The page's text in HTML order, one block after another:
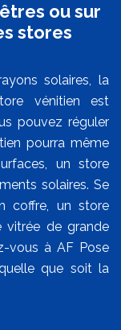
ou sur
stores
solaires, la
vénitien est
pouvez réguler
pourra même
un store
solaires. Se
coffre, un store
vitrée de grande
vous à AF Pose
que soit la